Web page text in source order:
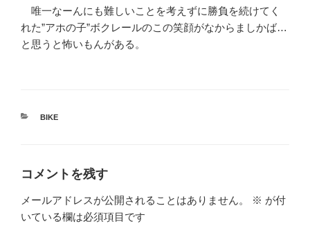
唯一なーんにも難しいことを考えずに勝負を続けてく
れた”アホの子”ボクレールのこの笑顔がなからましかば…
と思うと怖いもんがある。
カ
BIKE
コメントを残す
メールアドレスが公開されることはありません。 ※ が付
いている欄は必須項目です